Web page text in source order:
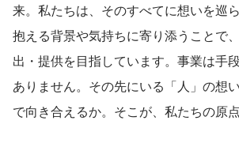
来。私たちは、そのすべてに想いを巡
抱える背景や気持ちに寄り添うことで
出・提供を目指しています。事業は手
ありません。その先にいる「人」の想
で向き合えるか。そこが、私たちの原